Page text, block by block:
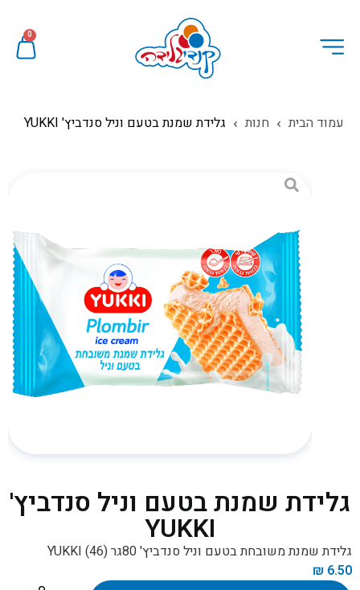
0
עמוד הבית חנות גלידת שמנת בטעם וניל סנדביץ' YUKKI
גלידת שמנת בטעם וניל סנדביץ'
YUKKI
גלידת שמנת משובחת בטעם וניל סנדביץ' 80גר YUKKI (46)
₪ 6.50